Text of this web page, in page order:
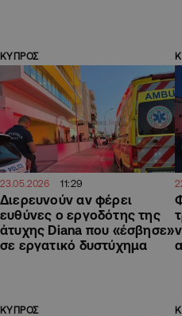
ΚΥΠΡΟΣ
23.05.2026 11:29
Διερευνούν αν φέρει
ευθύνες ο εργοδότης της
άτυχης Diana που «έσβησε»
σε εργατικό δυστύχημα
ΚΥΠΡΟΣ